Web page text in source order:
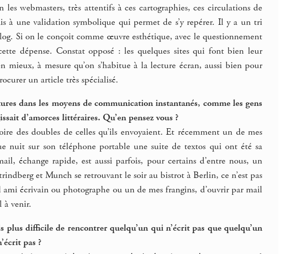
webmasters, très attentifs à ces cartographies, ces circulations de
à une validation symbolique qui permet de s’y repérer. Il y a un tri
Si on le conçoit comme œuvre esthétique, avec le questionnement
dépense. Constat opposé : les quelques sites qui font bien leur
à mesure qu’on s’habitue à la lecture écran, aussi bien pour
un article très spécialisé.
dans les moyens de communication instantanés, comme les gens
d’amorces littéraires. Qu’en pensez vous ?
des doubles de celles qu’ils envoyaient. Et récemment un de mes
nuit sur son téléphone portable une suite de textos qui ont été sa
échange rapide, est aussi parfois, pour certains d’entre nous, un
et Munch se retrouvant le soir au bistrot à Berlin, ce n’est pas
écrivain ou photographe ou un de mes frangins, d’ouvrir par mail
à venir.
difficile de rencontrer quelqu’un qui n’écrit pas que quelqu’un
pas ?